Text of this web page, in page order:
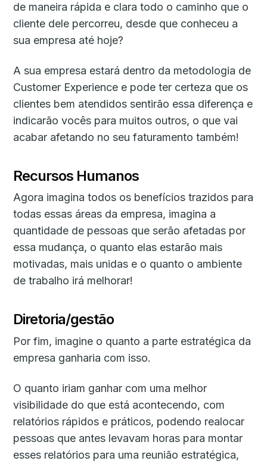
de maneira rápida e clara todo o caminho que o
cliente dele percorreu, desde que conheceu a
sua empresa até hoje?
A sua empresa estará dentro da metodologia de
Customer Experience e pode ter certeza que os
clientes bem atendidos sentirão essa diferença e
indicarão vocês para muitos outros, o que vai
acabar afetando no seu faturamento também!
Recursos Humanos
Agora imagina todos os benefícios trazidos para
todas essas áreas da empresa, imagina a
quantidade de pessoas que serão afetadas por
essa mudança, o quanto elas estarão mais
motivadas, mais unidas e o quanto o ambiente
de trabalho irá melhorar!
Diretoria/gestão
Por fim, imagine o quanto a parte estratégica da
empresa ganharia com isso.
O quanto iriam ganhar com uma melhor
visibilidade do que está acontecendo, com
relatórios rápidos e práticos, podendo realocar
pessoas que antes levavam horas para montar
esses relatórios para uma reunião estratégica,